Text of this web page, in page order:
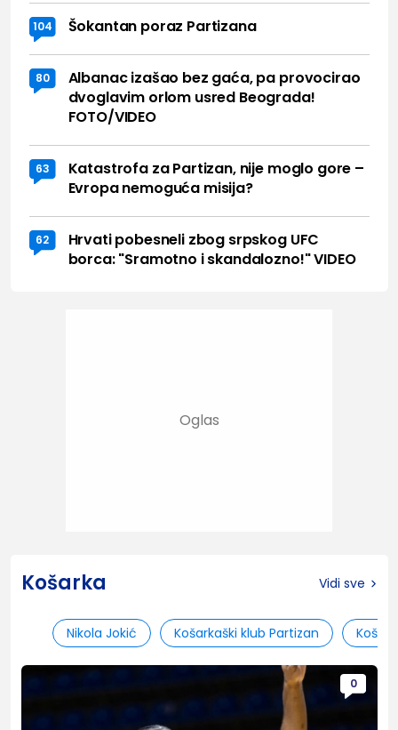
104 Šokantan poraz Partizana
80
Albanac izašao bez gaća, pa provocirao
dvoglavim orlom usred Beograda!
FOTO/VIDEO
63
Katastrofa za Partizan, nije moglo gore –
Evropa nemoguća misija?
62
Hrvati pobesneli zbog srpskog UFC
borca: "Sramotno i skandalozno!" VIDEO
Košarka Vidi sve
Nikola Jokić Košarkaški klub Partizan
0